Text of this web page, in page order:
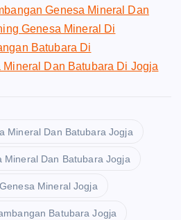
Genesa Mineral Dan
Genesa Mineral Di
Batubara Di
Mineral Dan Batubara Di Jogja
Mineral Dan Batubara Jogja
Mineral Dan Batubara Jogja
Mineral Jogja
Batubara Jogja